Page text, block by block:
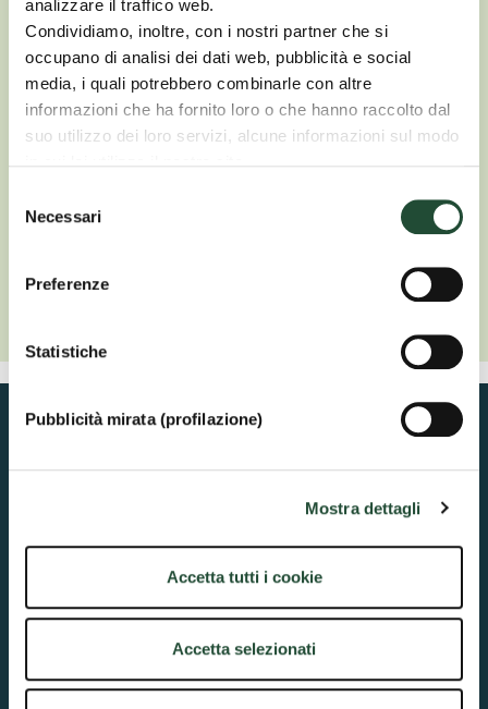
analizzare il traffico web.
Condividiamo, inoltre, con i nostri partner che si
occupano di analisi dei dati web, pubblicità e social
media, i quali potrebbero combinarle con altre
informazioni che ha fornito loro o che hanno raccolto dal
suo utilizzo dei loro servizi, alcune informazioni sul modo
“coopvoce.it” e ai suoi sottodomini “shop.coopvoce.it” e
delNecessari
Preferenze
Statistiche
Pubblicità mirata (profilazione)
Mostra dettagli
Accetta tutti i cookie
Accetta selezionati
Puoi usare la tua rete come
Hotspot gratuito e controllare
a distanza i tuoi dispositivi
smart.
Copertura rete al 99,8%
Hai un servizio all’avanguardia grazie alla
mobile, in Italia e all'estero.
Scopri di più